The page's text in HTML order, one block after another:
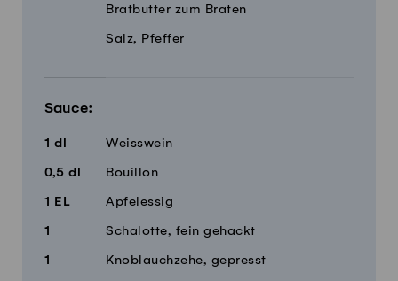
Bratbutter zum Braten
Salz, Pfeffer
Sauce:
1 dl Weisswein
0,5 dl Bouillon
1 EL Apfelessig
1 Schalotte, fein gehackt
1 Knoblauchzehe, gepresst